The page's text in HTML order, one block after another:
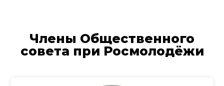
Члены Общественного
совета при Росмолодёжи